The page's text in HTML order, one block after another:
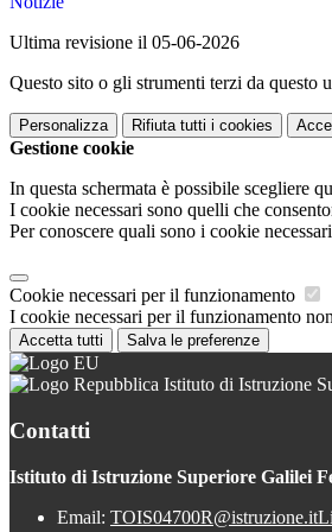
Ultima revisione il 05-06-2026
Questo sito o gli strumenti terzi da questo
Personalizza Rifiuta tutti i cookies
Gestione cookie
In questa schermata è possibile scegliere
I cookie necessari sono quelli che
Per conoscere quali sono i cookie
Cookie necessari per il funzionamento
I cookie necessari per il funzionamento
Accetta tutti Salva le preferenze
Istituto di Istruzione
Contatti
Istituto di Istruzione Superiore Galilei
Email: TOIS04700R@istruzione.it